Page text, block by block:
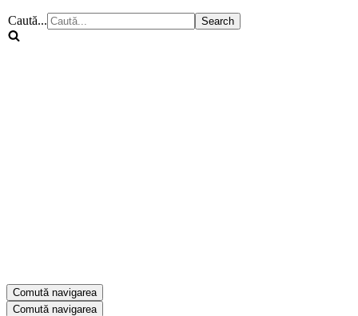
Caută...
Comută navigarea
Comută navigarea